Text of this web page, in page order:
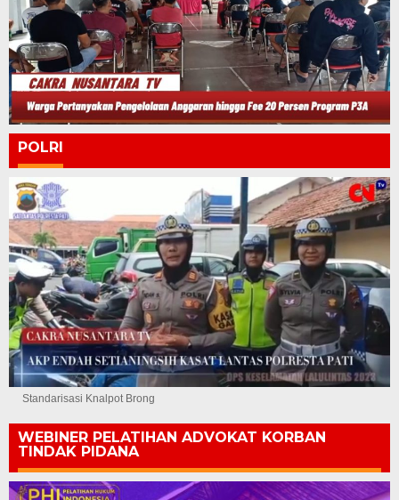
POLRI
Standarisasi Knalpot Brong
WEBINER PELATIHAN ADVOKAT KORBAN
TINDAK PIDANA